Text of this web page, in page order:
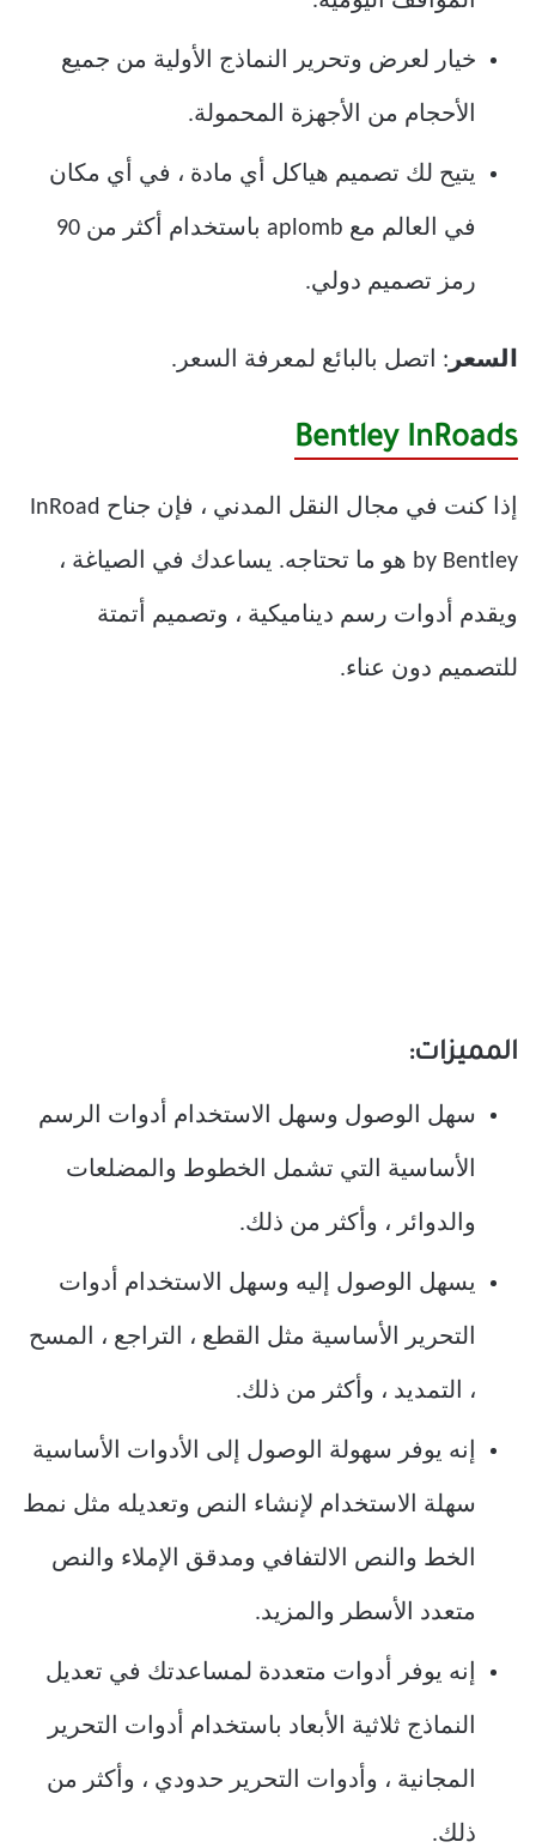
خيار لعرض وتحرير النماذج الأولية من جميع
الأحجام من الأجهزة المحمولة.
يتيح لك تصميم هياكل أي مادة ، في أي مكان
في العالم مع aplomb باستخدام أكثر من 90
رمز تصميم دولي.
السعر : اتصل بالبائع لمعرفة السعر.
Bentley InRoads
إذا كنت في مجال النقل المدني ، فإن جناح InRoad
by Bentley هو ما تحتاجه. يساعدك في الصياغة ،
ويقدم أدوات رسم ديناميكية ، وتصميم أتمتة
للتصميم دون عناء.
المميزات:
سهل الوصول وسهل الاستخدام أدوات الرسم
الأساسية التي تشمل الخطوط والمضلعات
والدوائر ، وأكثر من ذلك.
يسهل الوصول إليه وسهل الاستخدام أدوات
التحرير الأساسية مثل القطع ، التراجع ، المسح
، التمديد ، وأكثر من ذلك.
إنه يوفر سهولة الوصول إلى الأدوات الأساسية
سهلة الاستخدام لإنشاء النص وتعديله مثل نمط
الخط والنص الالتفافي ومدقق الإملاء والنص
متعدد الأسطر والمزيد.
إنه يوفر أدوات متعددة لمساعدتك في تعديل
النماذج ثلاثية الأبعاد باستخدام أدوات التحرير
المجانية ، وأدوات التحرير حدودي ، وأكثر من
ذلك.